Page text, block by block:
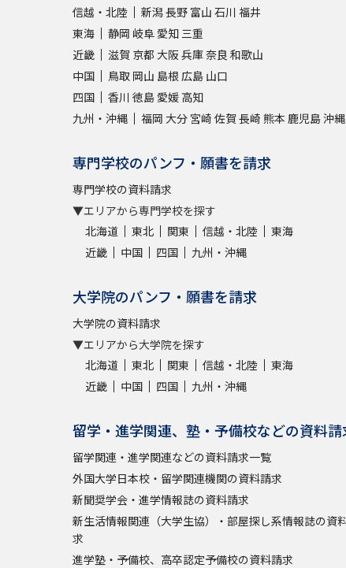
信越・北陸
新潟長野 富山 石川 福井
東海
静岡 岐阜 愛知 三重
近畿
滋賀 京都 大阪兵庫奈良 和歌山
中国
鳥取 岡山 島根 広島 山口
四国
香川 徳島 愛媛 高知
九州・沖縄
福岡 大分 宮崎 佐賀 長崎 熊本 鹿児島沖縄
専門学校のパンフ・願書を請求
専門学校の資料請求
▼エリアから専門学校を探す
北海道
東北 関東 信越・北陸
東海
近畿
中国 四国 九州・沖縄
大学院のパンフ・願書を請求
大学院の資料請求
▼エリアから大学院を探す
北海道
東北 関東 信越・北陸
東海
近畿
中国 四国 九州・沖縄
留学・進学関連、塾・予備校などの資料請
留学関連・進学関連などの資料請求一覧
外国大学日本校・留学関連機関の資料請求
新聞奨学会・進学情報誌の資料請求
新生活情報関連（大学生協）・部屋探し系情報誌の資
求
進学塾・予備校、高卒認定予備校の資料請求